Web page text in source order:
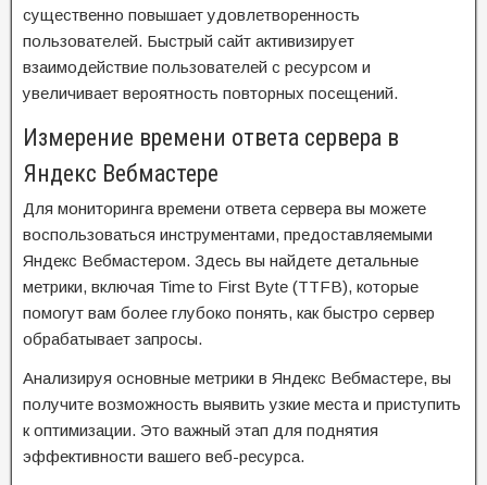
существенно повышает удовлетворенность
пользователей. Быстрый сайт активизирует
взаимодействие пользователей с ресурсом и
увеличивает вероятность повторных посещений.
Измерение времени ответа сервера в
Яндекс Вебмастере
Для мониторинга времени ответа сервера вы можете
воспользоваться инструментами, предоставляемыми
Яндекс Вебмастером. Здесь вы найдете детальные
метрики, включая Time to First Byte (TTFB), которые
помогут вам более глубоко понять, как быстро сервер
обрабатывает запросы.
Анализируя основные метрики в Яндекс Вебмастере, вы
получите возможность выявить узкие места и приступить
к оптимизации. Это важный этап для поднятия
эффективности вашего веб-ресурса.